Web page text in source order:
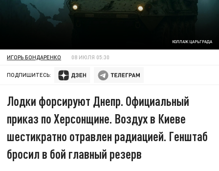
КОЛЛАЖ ЦАРЬГРАДА
ИГОРЬ БОНДАРЕНКО 08 ИЮЛЯ 05:30
ПОДПИШИТЕСЬ:
Лодки форсируют Днепр. Официальный
приказ по Херсонщине. Воздух в Киеве
шестикратно отравлен радиацией. Генштаб
бросил в бой главный резерв